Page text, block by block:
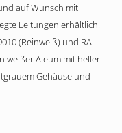
auf Wunsch mit
Leitungen erhältlich.
(Reinweiß) und RAL
weißer Aleum mit heller
Gehäuse und